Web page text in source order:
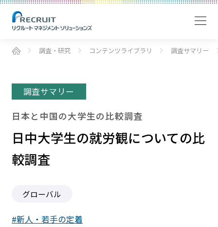
調査・研究 コンテンツライブラリ 調査サマリー
調査サマリー
日本と中国の大学生の比較調査
日中大学生の就労観についての比
較調査
グローバル
新人・若手の定着